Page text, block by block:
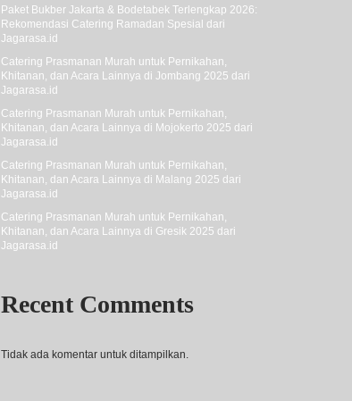
Paket Bukber Jakarta & Bodetabek Terlengkap 2026:
Rekomendasi Catering Ramadan Spesial dari
Jagarasa.id
Catering Prasmanan Murah untuk Pernikahan,
Khitanan, dan Acara Lainnya di Jombang 2025 dari
Jagarasa.id
Catering Prasmanan Murah untuk Pernikahan,
Khitanan, dan Acara Lainnya di Mojokerto 2025 dari
Jagarasa.id
Catering Prasmanan Murah untuk Pernikahan,
Khitanan, dan Acara Lainnya di Malang 2025 dari
Jagarasa.id
Catering Prasmanan Murah untuk Pernikahan,
Khitanan, dan Acara Lainnya di Gresik 2025 dari
Jagarasa.id
Recent Comments
Tidak ada komentar untuk ditampilkan.